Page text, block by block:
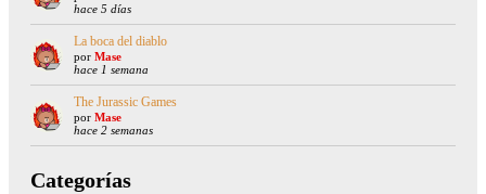
hace 5 días
La boca del diablo
por Mase
hace 1 semana
The Jurassic Games
por Mase
hace 2 semanas
Categorías